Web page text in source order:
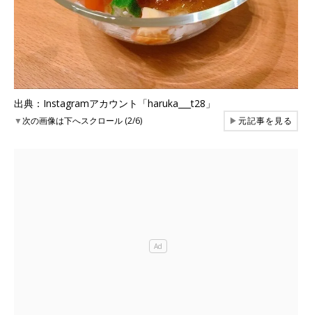
出典：Instagramアカウント「haruka___t28」
▼次の画像は下へスクロール (2/6) ▶元記事を見る